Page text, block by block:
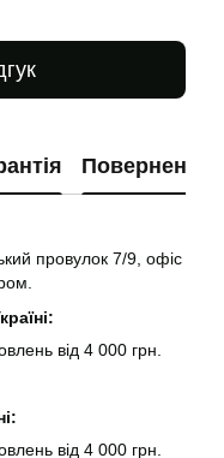
Повернення
провулок 7/9, офіс
від 4 000 грн.
від 4 000 грн.